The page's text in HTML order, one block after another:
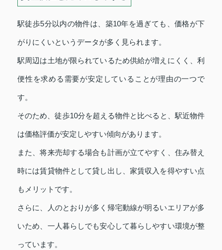
駅徒歩5分以内の物件は、築10年を過ぎても、価格が下
がりにくいというデータが多く見られます。
駅周辺は土地が限られているため供給が増えにくく、利
便性を求める需要が安定していることが理由の一つで
す。
そのため、徒歩10分を超える物件と比べると、駅近物件
は価格評価が安定しやすい傾向があります。
また、将来売却する場合も計画が立てやすく、住み替え
時には賃貸物件として貸し出し、家賃収入を得やすい点
もメリットです。
さらに、人のとおりが多く帰宅動線が明るいエリアが多
いため、一人暮らしでも安心して暮らしやすい環境が整
っています。